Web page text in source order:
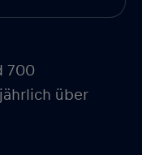
700
über